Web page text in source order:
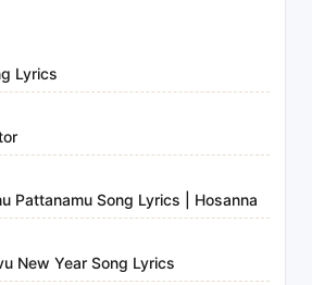
Lyrics
Pattanamu Song Lyrics | Hosanna
New Year Song Lyrics